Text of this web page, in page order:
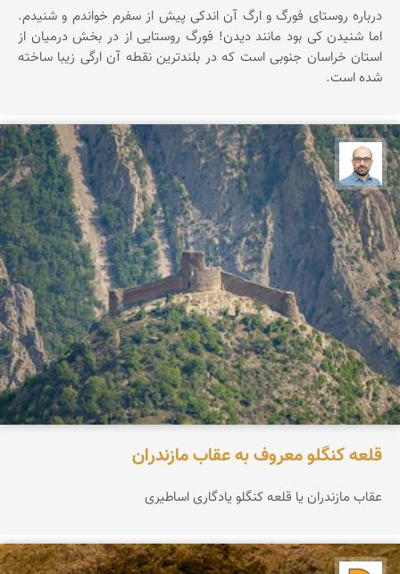
درباره روستای فورگ و ارگ آن اندکی پیش از سفرم خواندم و شنیدم.
اما شنیدن کی بود مانند دیدن! فورگ روستایی از در بخش درمیان از
استان خراسان جنوبی است که در بلندترین نقطه آن ارگی زیبا ساخته
شده است.
بابک ارجمندی
قلعه کنگلو معروف به عقاب مازندران
عقاب مازندران یا قلعه کنگلو یادگاری اساطیری